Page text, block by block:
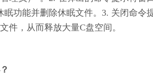
功能并删除休眠文件。3. 关闭命令
件，从而释放大量C盘空间。